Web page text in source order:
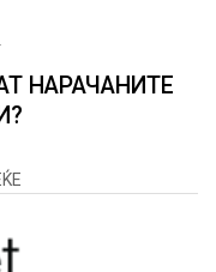
НАРАЧАНИТЕ